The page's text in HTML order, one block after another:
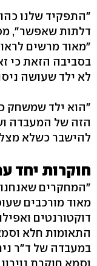
"התפקיד שלנו
דלתות שאפשר",
"מאוד מרשים
בסביבה הזאת כי
לא ילד שעושה
"הוא ילד שמשחק
הזה של המעבדה
להישבר כשלא
חוקרות יחד
"המחקרים
מאוד מורכבים
דוקטורנטים
במעבדה של ד"ר